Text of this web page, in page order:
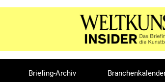
Briefing-Archiv